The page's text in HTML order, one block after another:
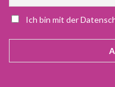
Ich bin mit der